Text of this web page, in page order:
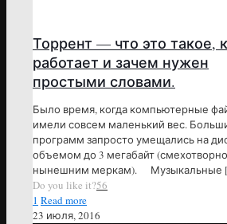
Торрент — что это такое,
работает и зачем нужен
простыми словами.
Было время, когда компьютерные
имели совсем маленький вес.
программ запросто умещались на
объемом до 3 мегабайт
нынешним меркам). Музыкальные
Do you like it?56
1 Read more
23 июля, 2016